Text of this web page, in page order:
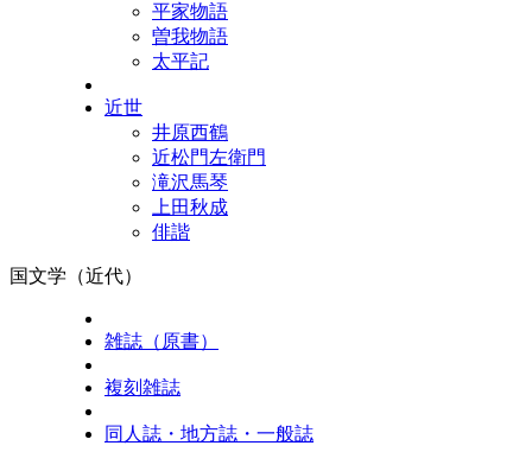
平家物語
曽我物語
太平記
近世
井原西鶴
近松門左衛門
滝沢馬琴
上田秋成
俳諧
国文学（近代）
雑誌（原書）
複刻雑誌
同人誌・地方誌・一般誌